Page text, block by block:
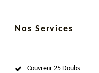
Nos Services
Couvreur 25 Doubs